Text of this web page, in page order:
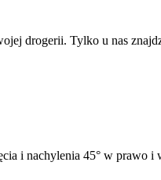
drogerii. Tylko u nas
i nachylenia 45° w prawo